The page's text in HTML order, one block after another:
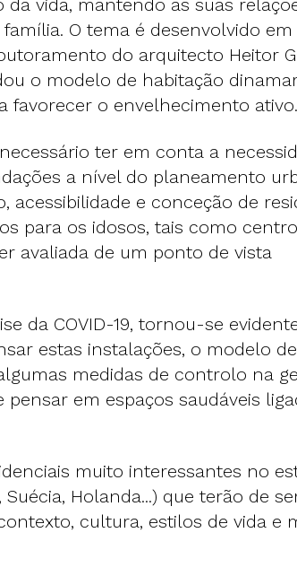
vida, mantendo as suas
O tema é desenvolvido
do arquitecto Heitor
o modelo de habitação
favorecer o envelhecimento ativo.
ter em conta a
a nível do planeamento
acessibilidade e conceção de
para os idosos, tais como
avaliada de um ponto de vista
da COVID-19, tornou-se
estas instalações, o modelo
medidas de controlo na
em espaços saudáveis
muito interessantes no
Suécia, Holanda...) que terão de
cultura, estilos de vida e